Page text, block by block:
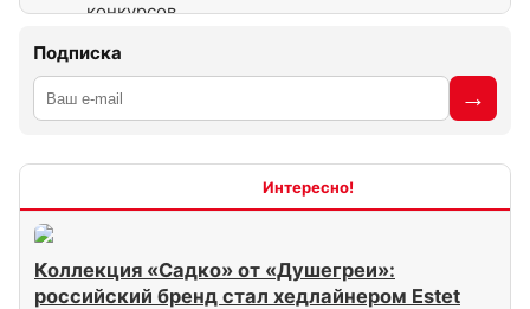
конкурсов
Подписка
Коллекция «Садко» от «Душегреи»:
российский бренд стал хедлайнером Estet